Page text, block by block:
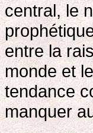
central, le
entre la
monde et
tendance
manquer